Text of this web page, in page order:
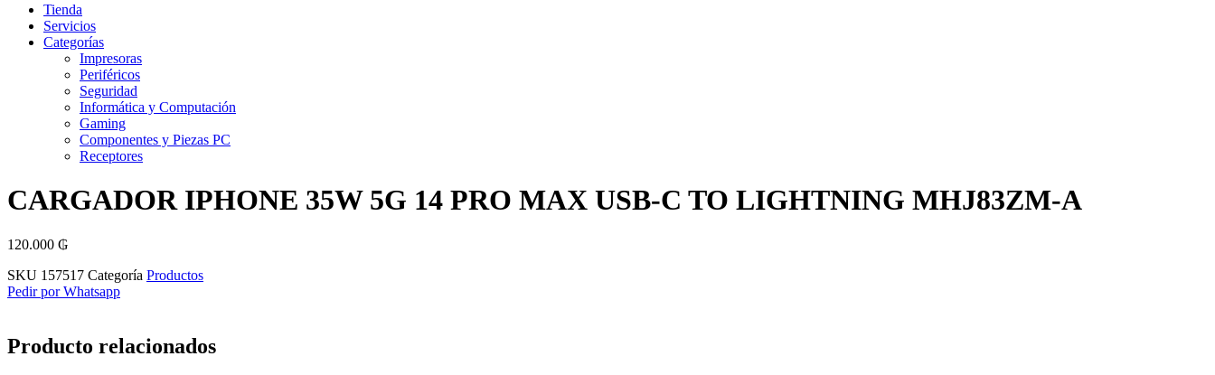
Tienda
Servicios
Categorías
Impresoras
Periféricos
Seguridad
Informática y Computación
Gaming
Componentes y Piezas PC
Receptores
CARGADOR IPHONE 35W 5G 14 PRO MAX USB-C TO LIGHTNING MHJ83ZM-A
120.000 ₲
SKU 157517 Categoría Productos
Pedir por Whatsapp
Producto relacionados